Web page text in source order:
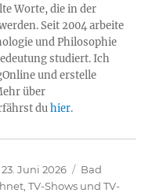
Worte, die in der
Seit 2004 arbeite
und Philosophie
studiert. Ich
und erstelle
über
duhier.
Veröffentlicht
am
23. Juni 2026 Kategorien
Bad
,TV-Shows und TV-